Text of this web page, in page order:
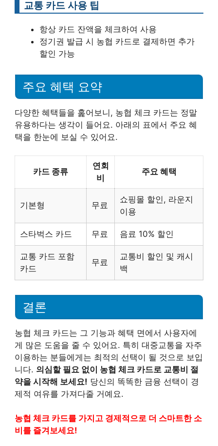
교통 카드 사용 팁
항상 카드 잔액을 체크하여 사용
정기권 발급 시 농협 카드로 결제하면 추가
할인 가능
주요 혜택 요약
다양한 혜택들을 훑어보니, 농협 체크 카드는 정말
유용하다는 생각이 들어요. 아래의 표에서 주요 혜
택을 한눈에 보실 수 있어요.
카드 종류
연회
비
주요 혜택
기본형 무료
쇼핑몰 할인, 라운지
이용
스타벅스 카드 무료 음료 10% 할인
교통 카드 포함
카드
무료
교통비 할인 및 캐시
백
결론
농협 체크 카드는 그 기능과 혜택 면에서 사용자에
게 많은 도움을 줄 수 있어요. 특히 대중교통을 자주
이용하는 분들에게는 최적의 선택이 될 것으로 보입
니다. 의심할 필요 없이 농협 체크 카드로 교통비 절
약을 시작해 보세요! 당신의 똑똑한 금융 선택이 경
제적 여유를 가져다줄 거예요.
농협 체크 카드를 가지고 경제적으로 더 스마트한 소
비를 즐겨보세요!